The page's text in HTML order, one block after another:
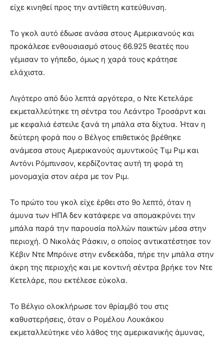
είχε κινηθεί προς την αντίθετη κατεύθυνση.
Το γκολ αυτό έδωσε ανάσα στους Αμερικανούς και
προκάλεσε ενθουσιασμό στους 66.925 θεατές που
γέμισαν το γήπεδο, όμως η χαρά τους κράτησε
ελάχιστα.
Λιγότερο από δύο λεπτά αργότερα, ο Ντε Κετελάρε
εκμεταλλεύτηκε τη σέντρα του Λεάντρο Τροσάρντ και
με κεφαλιά έστειλε ξανά τη μπάλα στα δίχτυα. Ήταν η
δεύτερη φορά που ο Βέλγος επιθετικός βρέθηκε
ανάμεσα στους Αμερικανούς αμυντικούς Τιμ Ριμ και
Αντόνι Ρόμπινσον, κερδίζοντας αυτή τη φορά τη
μονομαχία στον αέρα με τον Ριμ.
Το πρώτο του γκολ είχε έρθει στο 9ο λεπτό, όταν η
άμυνα των ΗΠΑ δεν κατάφερε να απομακρύνει την
μπάλα παρά την παρουσία πολλών παικτών μέσα στην
περιοχή. Ο Νικολάς Ράσκιν, ο οποίος αντικατέστησε τον
Κέβιν Ντε Μπρόινε στην ενδεκάδα, πήρε την μπάλα στην
άκρη της περιοχής και με κοντινή σέντρα βρήκε τον Ντε
Κετελάρε, που εκτέλεσε εύκολα.
Το Βέλγιο ολοκλήρωσε τον θρίαμβό του στις
καθυστερήσεις, όταν ο Ρομέλου Λουκάκου
εκμεταλλεύτηκε νέο λάθος της αμερικανικής άμυνας,